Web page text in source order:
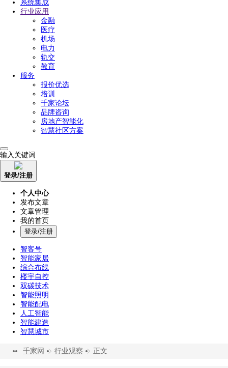
系统集成
行业应用
金融
医疗
机场
电力
轨交
教育
服务
报价优选
培训
千家论坛
品牌咨询
房地产智能化
智慧社区方案
输入关键词
登录/注册
个人中心
发布文章
文章管理
我的首页
登录/注册
智客号
智能家居
综合布线
楼宇自控
双碳技术
智能照明
智能配电
人工智能
智能建造
智慧城市
千家网 行业观察 正文